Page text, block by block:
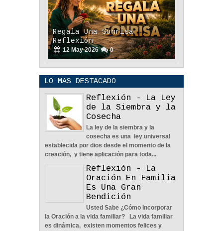
Regala Una Sonrisa -
Reflexión
12 May 2026 0
POLÍTICA DE PRIVACIDAD
2023 0
LO MAS DESTACADO
Reflexión - La Ley
de la Siembra y la
Cosecha
La ley de la siembra y la
cosecha es una ley universal
establecida por dios desde el momento de la
creación, y tiene aplicación para toda...
Reflexión - La
Oración En Familia
Es Una Gran
Bendición